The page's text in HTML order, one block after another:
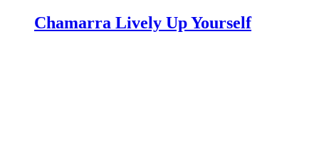
Chamarra Lively Up Yourself